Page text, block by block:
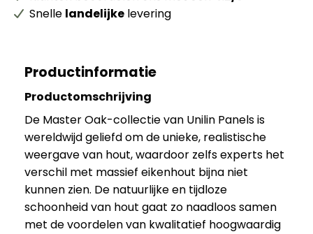
Snelle landelijke levering
Productinformatie
Productomschrijving
De Master Oak-collectie van Unilin Panels is
wereldwijd geliefd om de unieke, realistische
weergave van hout, waardoor zelfs experts het
verschil met massief eikenhout bijna niet
kunnen zien. De natuurlijke en tijdloze
schoonheid van hout gaat zo naadloos samen
met de voordelen van kwalitatief hoogwaardig